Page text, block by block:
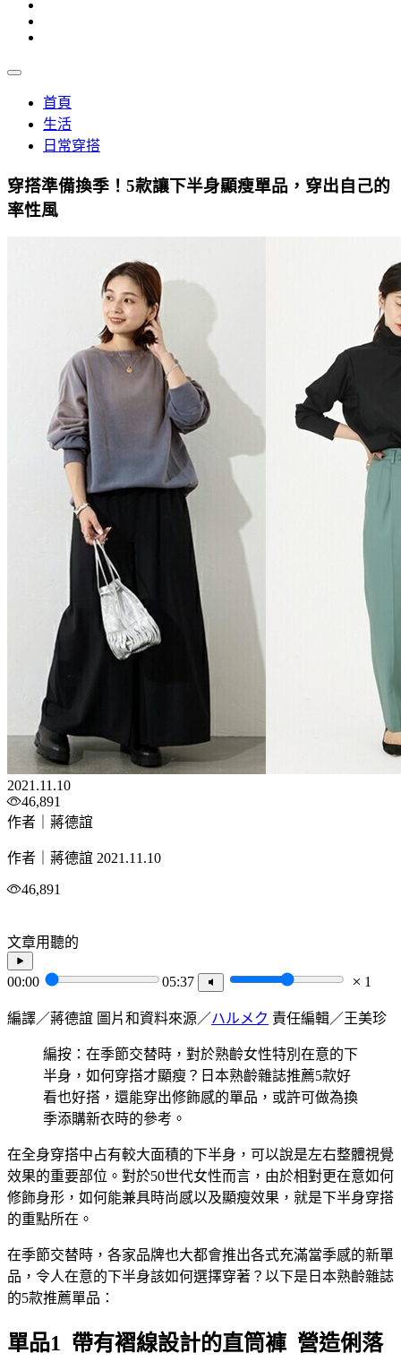
首頁
生活
日常穿搭
穿搭準備換季！5款讓下半身顯瘦單品，穿出自己的
率性風
2021.11.10
46,891
作者｜蔣德誼
作者｜蔣德誼 2021.11.10
46,891
文章用聽的
00:00 05:37 1
編譯／蔣德誼 圖片和資料來源／ハルメク 責任編輯／王美珍
編按：在季節交替時，對於熟齡女性特別在意的下
半身，如何穿搭才顯瘦？日本熟齡雜誌推薦5款好
看也好搭，還能穿出修飾感的單品，或許可做為換
季添購新衣時的參考。
在全身穿搭中占有較大面積的下半身，可以說是左右整體視覺
效果的重要部位。對於50世代女性而言，由於相對更在意如何
修飾身形，如何能兼具時尚感以及顯瘦效果，就是下半身穿搭
的重點所在。
在季節交替時，各家品牌也大都會推出各式充滿當季感的新單
品，令人在意的下半身該如何選擇穿著？以下是日本熟齡雜誌
的5款推薦單品：
單品1 帶有褶線設計的直筒褲 營造俐落